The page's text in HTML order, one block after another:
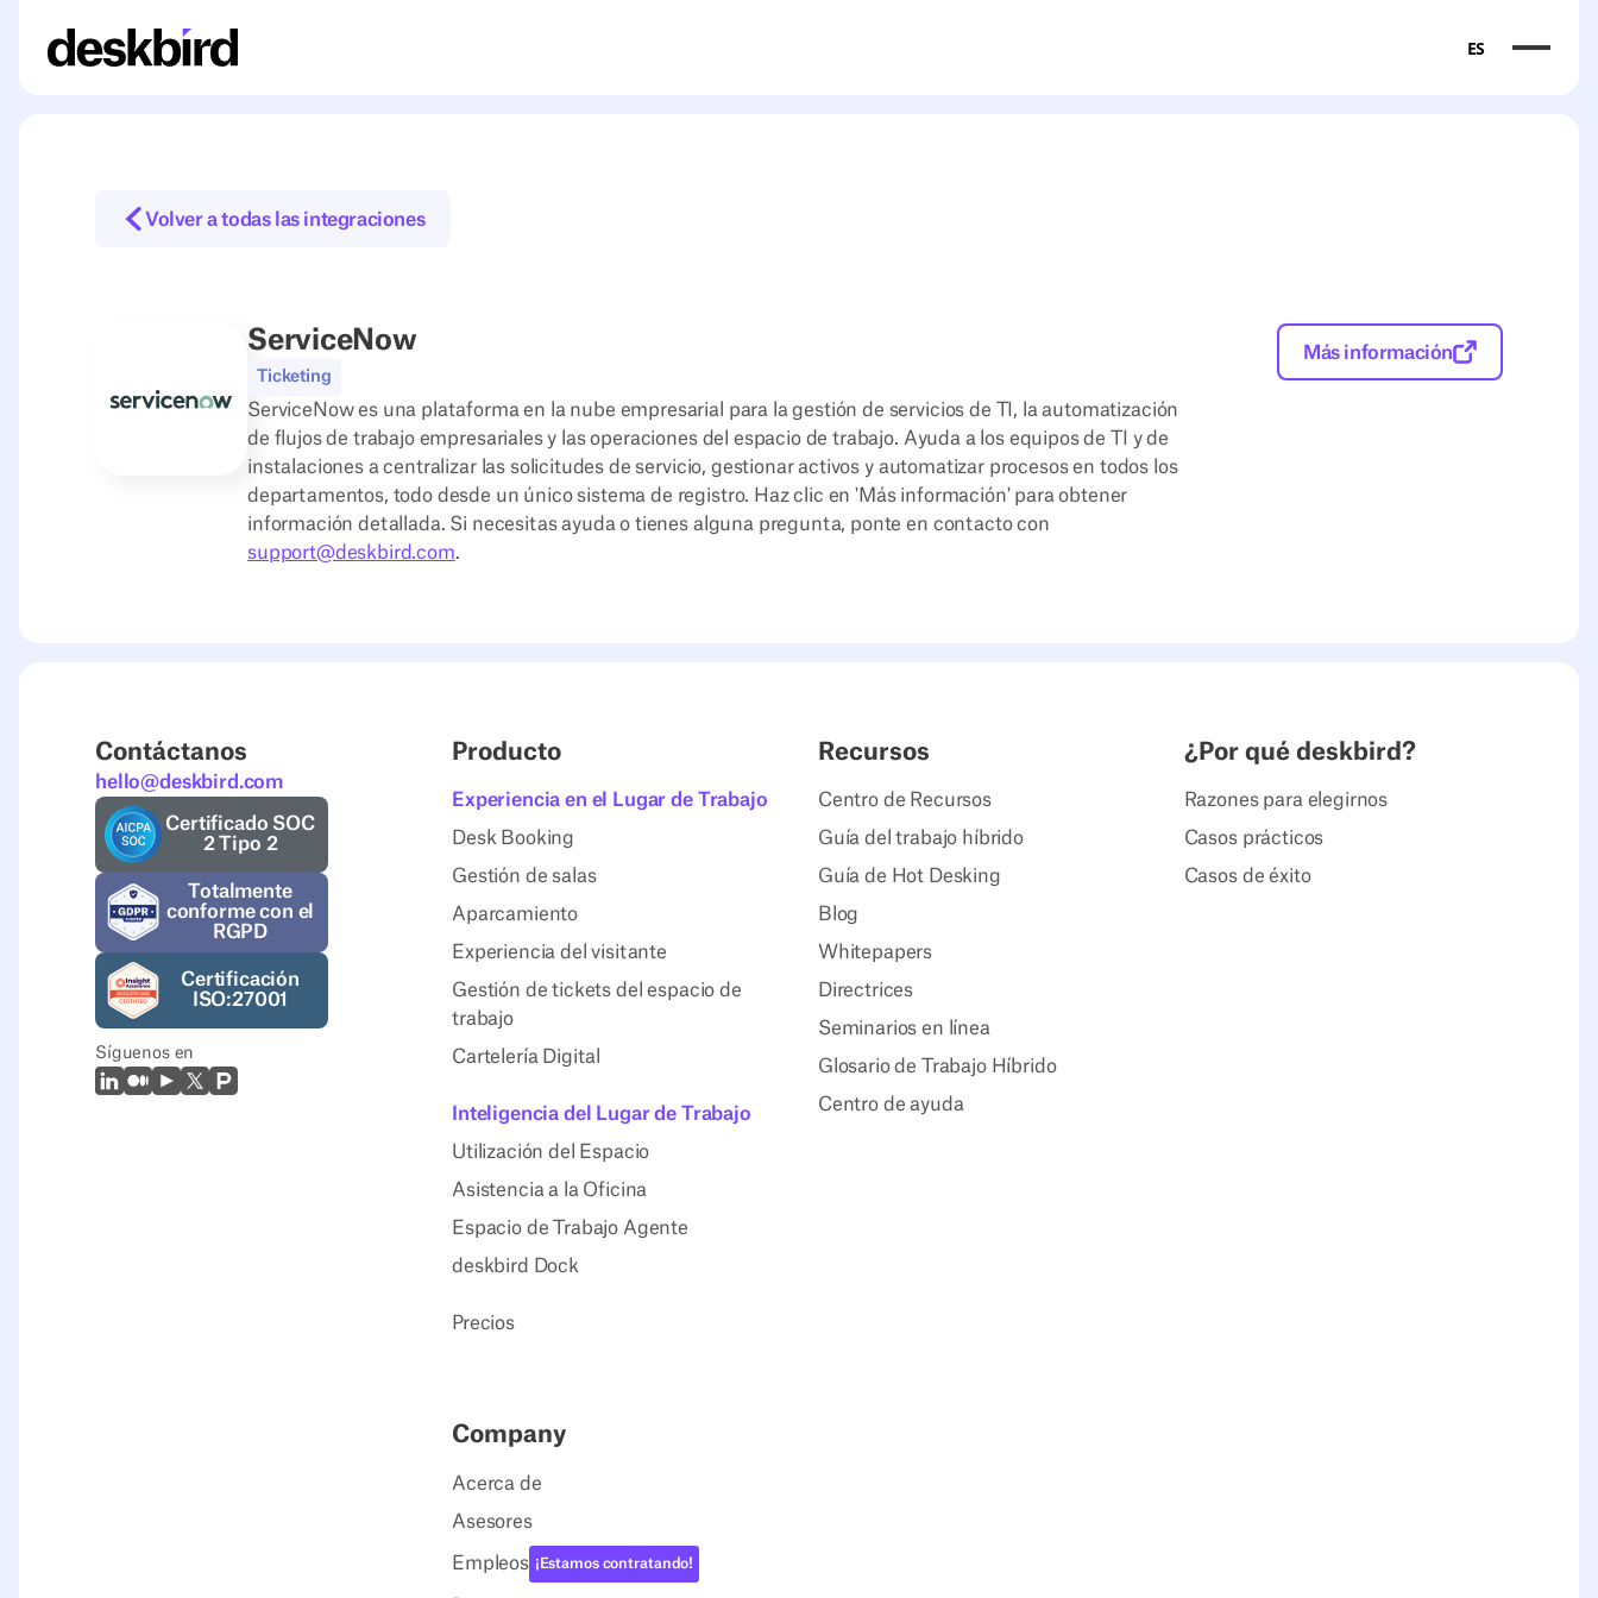
ES
Volver a todas las integraciones
ServiceNow
Ticketing
ServiceNow es una plataforma en la nube empresarial para la gestión de servicios de TI, la automatización
de flujos de trabajo empresariales y las operaciones del espacio de trabajo. Ayuda a los equipos de TI y de
instalaciones a centralizar las solicitudes de servicio, gestionar activos y automatizar procesos en todos los
departamentos, todo desde un único sistema de registro. Haz clic en 'Más información' para obtener
información detallada. Si necesitas ayuda o tienes alguna pregunta, ponte en contacto con
support@deskbird.com.
Más información
Contáctanos
hello@deskbird.com
Certificado SOC
2 Tipo 2
Totalmente
conforme con el
RGPD
Certificación
ISO:27001
Síguenos en
LinkedIn
Mediano
Youtube
X (Twitter)
Prodcut Hunt
Producto
Experiencia en el Lugar de Trabajo
Desk Booking
Gestión de salas
Aparcamiento
Experiencia del visitante
Gestión de tickets del espacio de
trabajo
Cartelería Digital
Inteligencia del Lugar de Trabajo
Utilización del Espacio
Asistencia a la Oficina
Espacio de Trabajo Agente
deskbird Dock
Precios
Recursos
Centro de Recursos
Guía del trabajo híbrido
Guía de Hot Desking
Blog
Whitepapers
Directrices
Seminarios en línea
Glosario de Trabajo Híbrido
Centro de ayuda
¿Por qué deskbird?
Razones para elegirnos
Casos prácticos
Casos de éxito
Company
Acerca de
Asesores
Empleos ¡Estamos contratando!